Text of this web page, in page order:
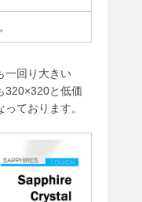
一回り大きい
320×320と低価
ております。